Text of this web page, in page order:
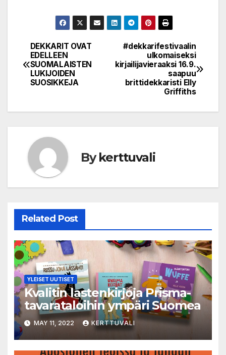
Post
navigation
#dekkarifestivaalin
ulkomaiseksi
kirjailijavieraaksi 16.9.
saapuu
brittidekkaristi Elly
Griffiths
DEKKARIT OVAT
EDELLEEN
SUOMALAISTEN
LUKIJOIDEN
SUOSIKKEJA
Bykerttuvali
Related Post
YLEISET UUTISET
Kvalitin lastenkirjoja Prisma-
tavarataloihin ympäri Suomea
MAY 11, 2022 KERTTUVALI